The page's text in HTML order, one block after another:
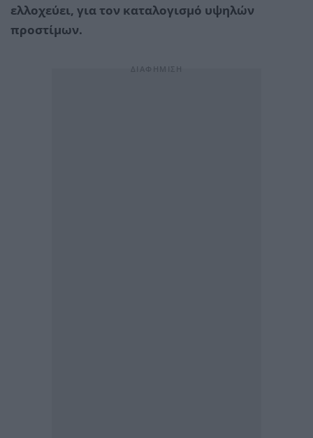
ελλοχεύει, για τον καταλογισμό υψηλών
προστίμων.